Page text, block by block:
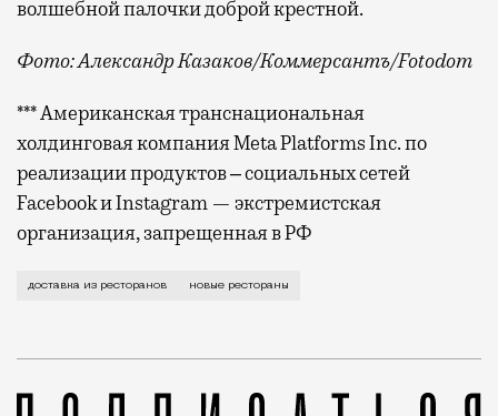
волшебной палочки доброй крестной.
Фото: Александр Казаков/Коммерсантъ/Fotodom
*** Американская транснациональная
холдинговая компания Meta Platforms Inc. по
реализации продуктов ‒ социальных сетей
Facebook и Instagram — экстремистская
организация, запрещенная в РФ
доставка из ресторанов новые рестораны